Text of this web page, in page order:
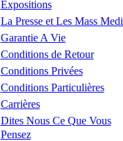
Expositions
La Presse et Les Mass
Garantie A Vie
Conditions de Retour
Conditions Privées
Conditions Particulières
Carrières
Dites Nous Ce Que Vous
Pensez